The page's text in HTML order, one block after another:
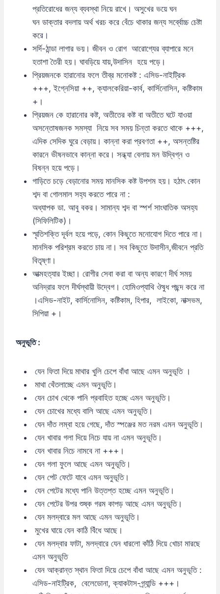
প্রতিরোধের জন্য ব্যবস্থা নিয়ে রাখে। অসুখের ভয়ে ঘন
ঘন ডাক্তার বদলায় অর্থ খরচ করে বেঁচে থাকার জন্য সর্ব্বোচ্চ চেষ্টা
করে।
সর্দি-ঠান্ডা লাগার ভয়। জীবন ও রোগ আরোগ্যের ব্যাপারে মনে
হতাশা তৈরী হয়। ঘাবড়িয়ে যায়,উদাসিন হয়ে পড়ে।
প্রিয়জনকে হারানোর ফলে তীব্র মনোকষ্ট : এসিড-নাইট্রিক
+++, ইগ্নেসিয়া ++, ক্যালকেরিয়া-কার্ব, কার্সিনোসিন, কষ্টিকাম
+।
প্রিয়জন কে হারানোর কষ্ট, অতীতের কষ্ট বা অতীতে ঘটে যাওয়া
অসন্তোষজনক সমস্যা নিয়ে সব সময় চিন্তা করতে থাকে +++,
এদিক সেদিক ঘুরে বেড়ায়। কান্না করা প্রবণতা ++, অসন্তষ্টির
কারনে ভীষনভাবে কান্না করে। সন্ধ্যা বেলায় মন উদ্বিগ্ন ও
বিষন্ন হয়ে পড়ে।
গাড়িতে চড়ে বেড়ানোর সময় মানসিক কষ্ট উপশম হয়। হঠাৎ কোন
শব্দ বা গোলমাল সহ্য করতে পারে না :
অধ্যাপক ডা. আবু বকর। সামান্য শব্দ বা স্পর্শ সাংঘাতিক অসহ্য
(সিফিলিটিক)।
স্মৃতিশক্তি দূর্বল হয়ে পড়ে, কোন কিছুতে মনোযোগ দিতে পারে না।
মানসিক পরিশ্রম করতে চায় না। সব কিছুতে উদাসীন,জীবনে প্রতি
বিতৃষ্ণা।
আত্মহত্যার ইচ্ছা। রোগীর সেবা করা বা অন্য কারণে দীর্ঘ সময়
অনিদ্রার ফলে দীর্ঘস্থায়ী উদ্বেগ। হোমিওপ্যাথি ঔষুধ পছন্দ করে না
।এসিড-নাইট, কার্সিনোসিন, কষ্টিকাম, হিপার, লাইকো, নাক্সভম,
সিপিয়া +।
অনুভূতি :
যেন ফিতা দিয়ে মাথার খুলি চেপে বাঁধা আছে এমন অনুভূতি ।
মাথা থেঁতলাচ্ছে এমন অনুভূতি।
যেন চোখ থেকে পানি প্রবাহিত হচ্ছে এমন অনুভূতি।
যেন চোখের মধ্যে বালি আছে এমন অনুভূতি।
যেন দাঁত লম্বা হয়ে গেছে, দাঁত স্পঞ্জের মত নরম এমন অনুভূতি।
যেন খাবার গলা দিয়ে নিচে যায় না এমন অনুভূতি।
যেন খাবার নিচে নামবে না +++।
যেন গলা ফুলে আছে এমন অনুভূতি।
যেন পেট ফেটে যাবে এমন অনুভূতি।
যেন পেটের মধ্যে পানি উত্তপ্ত হচ্ছে এমন অনুভূতি।
যেন পেটের উপর শুষ্ক গরম কাপড় আছে এমন অনুভূতি।
যেন মলদ্বারে মল আছে এমন অনুভূতি।
মুখের ঘায়ে যেন কাঠি বিঁধে আছে।
যেন মলদ্বার ফাটা, মলদ্বারে যেন ধারলো কাঁঠি দিয়ে খোচা মারছে
এমন অনুভূতি
যেন আক্রান্ত স্থান ফিতা দিয়ে চেপে বাঁধা আছে এমন অনুভূতি :
এসিড-নাইট্রিক, বেলেডোনা, ক্যাকটাস-গ্র্যান্ডি +++।